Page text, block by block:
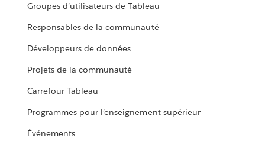
Groupes d’utilisateurs de Tableau
Responsables de la communauté
Développeurs de données
Projets de la communauté
Carrefour Tableau
Programmes pour l’enseignement supérieur
Événements